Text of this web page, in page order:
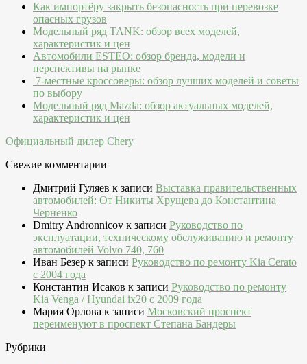
Как импортёру закрыть безопасность при перевозке
опасных грузов
Модельный ряд TANK: обзор всех моделей,
характеристик и цен
Автомобили ESTEO: обзор бренда, модели и
перспективы на рынке
7-местные кроссоверы: обзор лучших моделей и советы
по выбору
Модельный ряд Mazda: обзор актуальных моделей,
характеристик и цен
Официальный дилер Chery
Свежие комментарии
Дмитрий Гуляев к записи Выставка правительственных
автомобилей: От Никиты Хрущева до Константина
Черненко
Dmitry Andronnicov к записи Руководство по
эксплуатации, техническому обслуживанию и ремонту
автомобилей Volvo 740, 760
Иван Безер к записи Руководство по ремонту Kia Cerato
c 2004 года
Константин Исаков к записи Руководство по ремонту
Kia Venga / Hyundai ix20 c 2009 года
Мария Орлова к записи Московский проспект
переименуют в проспект Степана Бандеры
Рубрики